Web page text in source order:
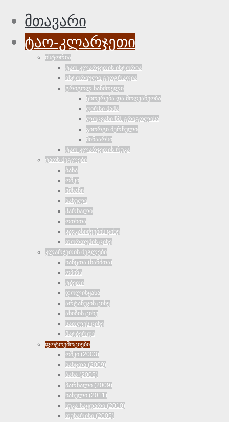
მთავარი
ტაო-კლარჯეთი
ისტორია
ტაო-კლარჯეთის ისტორია
ისტორიული გეოგრაფია
გრიგოლ ხანძთელი
ცხოვრება და მოღვაწეობა
ღირსი მამა
ლოცვანი წმ. გრიგოლისა
გიორგი მერჩული
შინაარსი
ტაო-კლარჯეთის რუკა
ტაოს ძეგლები
ბანა
ოშკი
იშხანი
ხახული
პარხალი
ოთხთა
კავკასიძეების ციხე
თორთუმის ციხე
კლარჯეთის ძეგლები
ხანცთა (ხანძთა)
ოპიზა
ტბეთი
დოლისყანა
არტანუჯის ციხე
ახიზის ციხე
სათლეს ციხე
შატბერდი
ფოტოემოციები
ოშკი (2003)
ხანცთა (2009)
ბანა (2005)
პარხალი (2009)
ხახული (2011)
ნუკა-საყდარი (2010)
თუხარისი (2005)